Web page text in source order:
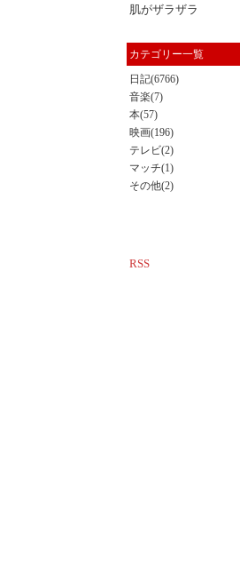
肌がザラザラ
カテゴリー一覧
日記(6766)
音楽(7)
本(57)
映画(196)
テレビ(2)
マッチ(1)
その他(2)
RSS